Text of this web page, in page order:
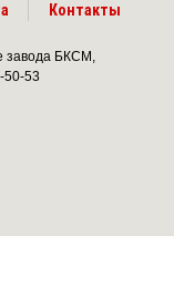
Контакты
завода БКСМ,
50-53